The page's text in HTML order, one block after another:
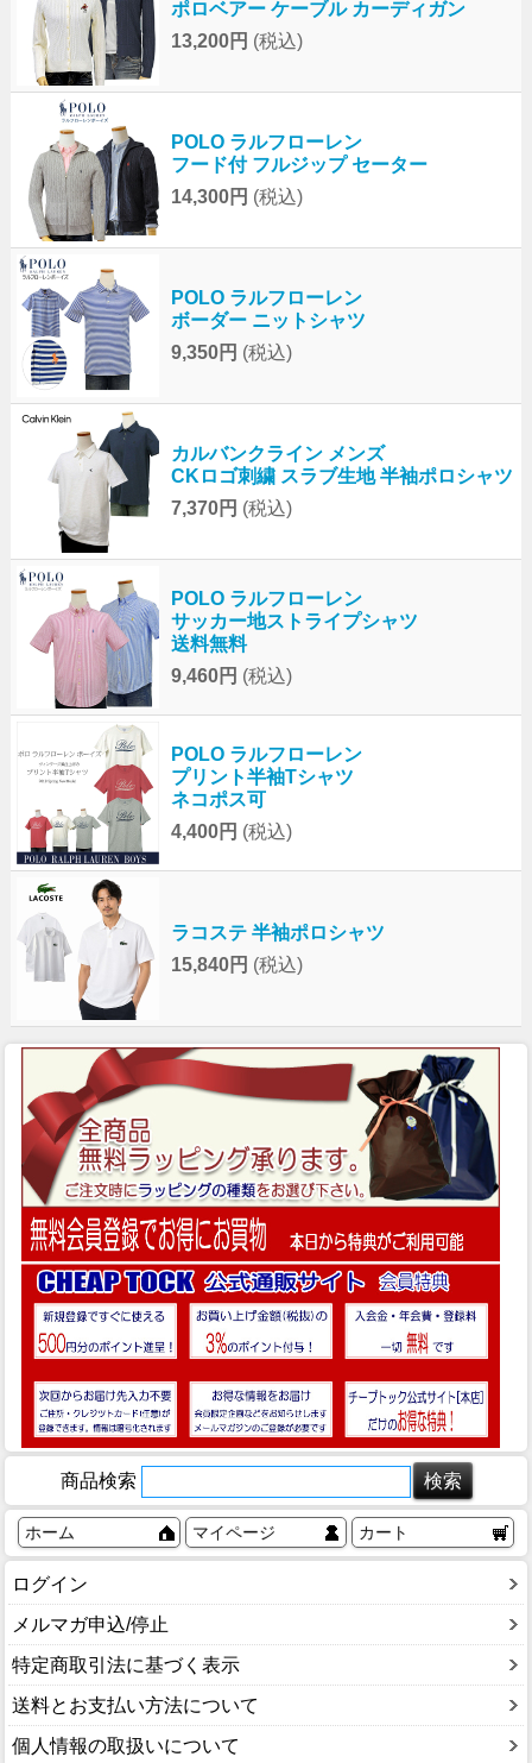
ポロベアー ケーブル カーディガン
13,200円 (税込)
POLO ラルフローレン
フード付 フルジップ セーター
14,300円 (税込)
POLO ラルフローレン
ボーダー ニットシャツ
9,350円 (税込)
カルバンクライン メンズ
CKロゴ刺繍 スラブ生地 半袖ポロシャツ
7,370円 (税込)
POLO ラルフローレン
サッカー地ストライプシャツ
送料無料
9,460円 (税込)
POLO ラルフローレン
プリント半袖Tシャツ
ネコポス可
4,400円 (税込)
ラコステ 半袖ポロシャツ
15,840円 (税込)
商品検索
ホーム マイページ カート
ログイン
メルマガ申込/停止
特定商取引法に基づく表示
送料とお支払い方法について
個人情報の取扱いについて